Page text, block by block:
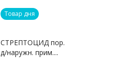
Товар дня
СТРЕПТОЦИД пор.
д/наружн. прим....